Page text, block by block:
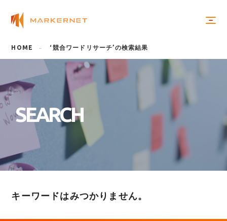
HOME ‘競合ワードリサーチ’の検索結果
SEARCH
キーワードはみつかりません。